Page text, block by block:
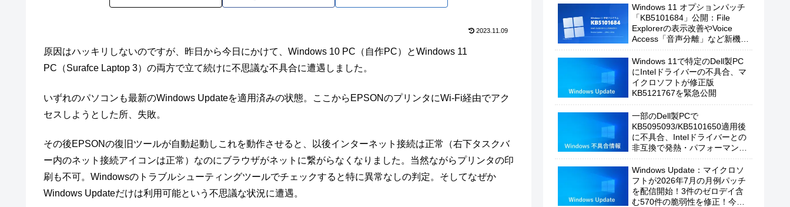
2023.11.09
原因はハッキリしないのですが、昨日から今日にかけて、Windows 10 PC（自作PC）とWindows 11
PC（Surafce Laptop 3）の両方で立て続けに不思議な不具合に遭遇しました。
いずれのパソコンも最新のWindows Updateを適用済みの状態。ここからEPSONのプリンタにWi-Fi経由でアク
セスしようとした所、失敗。
その後EPSONの復旧ツールが自動起動しこれを動作させると、以後インターネット接続は正常（右下タスクバ
ー内のネット接続アイコンは正常）なのにブラウザがネットに繋がらなくなりました。当然ながらプリンタの印
刷も不可。Windowsのトラブルシューティングツールでチェックすると特に異常なしの判定。そしてなぜか
Windows Updateだけは利用可能という不思議な状況に遭遇。
Windows 11 オプションパッチ
「KB5101684」公開：File
Explorerの表示改善やVoice
Access「音声分離」など新機能
Windows 11で特定のDell製PC
にIntelドライバーの不具合、マ
イクロソフトが修正版
KB5121767を緊急公開
一部のDell製PCで
KB5095093/KB5101650適用後
に不具合、Intelドライバーとの
非互換で発熱・パフォーマンス
Windows Update：マイクロソ
フトが2026年7月の月例パッチ
を配信開始！3件のゼロデイ含
む570件の脆弱性を修正！今す